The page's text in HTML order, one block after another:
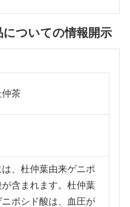
についての情報開示
仲茶
、杜仲葉由来ゲニポ
が含まれます。杜仲葉
ニポシド酸は、血圧が